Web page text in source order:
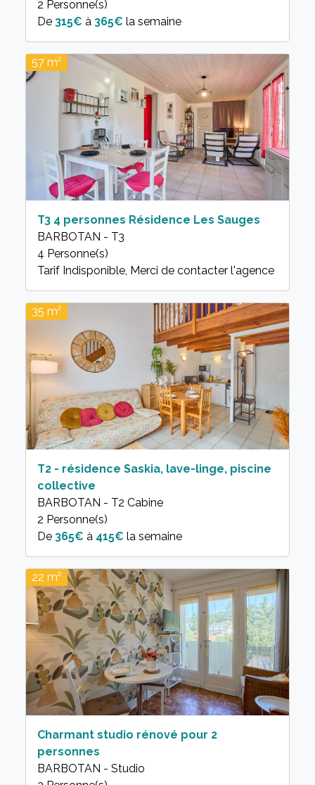
2 Personne(s)
315€ à 365€ la semaine
57 m²
T3 4 personnes Résidence Les Sauges
BARBOTAN - T3
4 Personne(s)
35 m²
T2 - résidence Saskia, lave-linge, piscine
collective
BARBOTAN - T2 Cabine
2 Personne(s)
365€ à 415€ la semaine
22 m²
Charmant studio rénové pour 2
personnes
BARBOTAN - Studio